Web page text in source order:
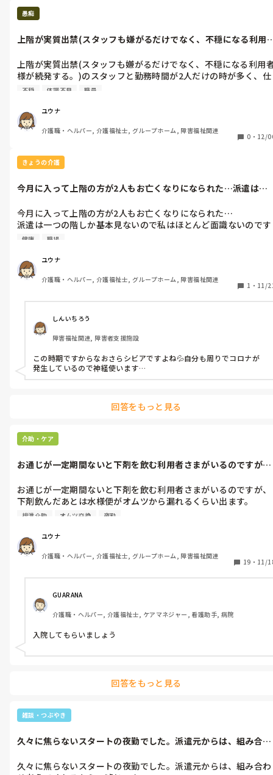
愚痴
上階が実質出禁(スタッフも嫌がるだけでなく、不穏になる利用
上階が実質出禁(スタッフも嫌がるだけでなく、不穏になる利用
様が続発する。)のスタッフと勤務時間が2人だけの時が多く、仕
事ある程度覚えると落ち着くストレス性の体調不良がえぐい…
不穏 体調不良 職員
ユウナ
介護職・ヘルパー, 介護福祉士, グループホーム, 障害福祉関連
0 ・ 12/
きょうの介護
今月に入って上階の方が2人もお亡くなりになられた…派遣は一
今月に入って上階の方が2人もお亡くなりになられた…
派遣は一つの階しか基本見ないので私はほとんど面識ないのです
が、それでも多少はショックなんですよね…
健康 職場
ユウナ
介護職・ヘルパー, 介護福祉士, グループホーム, 障害福祉関連
1 ・ 11/
しんいちろう
障害福祉関連, 障害者支援施設
この時期ですからなおさらシビアですよね💦自分も周りでコロナが
発生しているので神経使います…
回答をもっと見る
介助・ケア
お通じが一定期間ないと下剤を飲む利用者さまがいるのですが、
お通じが一定期間ないと下剤を飲む利用者さまがいるのですが、
下剤飲んだあとは水様便がオムツから漏れるくらい出ます。
テープ式オムツにパットで漏れてしまいます。
上手い交換方法や、当て方など知ってる方いらっしゃいません
か？
夜間交換する際、頑なにベッド柵持ったり、パンチが飛んできた
りする方なので、シーツも変えなきゃ行けない時がえらく大変で
して、なるべく負担がかからないようにしたいんです。
排泄介助 オムツ交換 夜勤
ユウナ
介護職・ヘルパー, 介護福祉士, グループホーム, 障害福祉関連
19 ・ 11/
GUARANA
介護職・ヘルパー, 介護福祉士, ケアマネジャー, 看護助手, 病院
入院してもらいましょう
回答をもっと見る
雑談・つぶやき
久々に焦らないスタートの夜勤でした。派遣元からは、組み合わ
久々に焦らないスタートの夜勤でした。派遣元からは、組み合わ